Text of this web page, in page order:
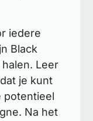
iedere
Black
Leer
je kunt
potentieel
Na het